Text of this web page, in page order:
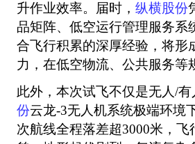
升作业效率。届时， 纵横股份
品矩阵、低空运行管理服务系
合飞行积累的深厚经验，将形
力，在低空物流、公共服务等
此外，本次试飞不仅是无人/
份云龙-3无人机系统极端环境
次航线全程落差超3000米，